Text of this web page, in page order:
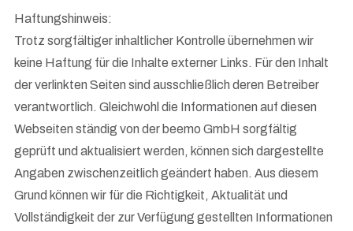
Haftungshinweis:
Trotz sorgfältiger inhaltlicher Kontrolle übernehmen wir
keine Haftung für die Inhalte externer Links. Für den Inhalt
der verlinkten Seiten sind ausschließlich deren Betreiber
verantwortlich. Gleichwohl die Informationen auf diesen
Webseiten ständig von der beemo GmbH sorgfältig
geprüft und aktualisiert werden, können sich dargestellte
Angaben zwischenzeitlich geändert haben. Aus diesem
Grund können wir für die Richtigkeit, Aktualität und
Vollständigkeit der zur Verfügung gestellten Informationen